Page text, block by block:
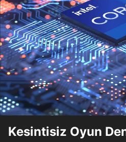
Kesintisiz Oyun